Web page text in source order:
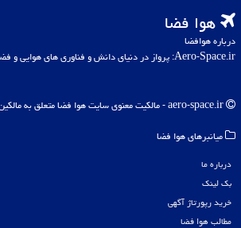
هوا فضا
درباره هوافضا
Aero-Space.ir: پرواز در دنیای دانش و فناوری های هوایی و فضایی، از زمین تا کهکشان
میانبرهای هوا فضا
درباره ما
بک لینک
خرید رپورتاژ آگهی
مطالب هوا فضا